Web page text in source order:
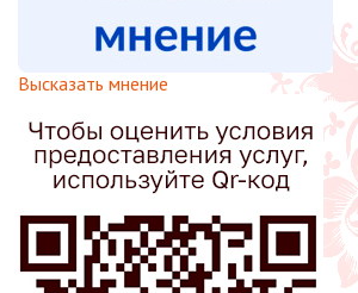
Высказать мнение